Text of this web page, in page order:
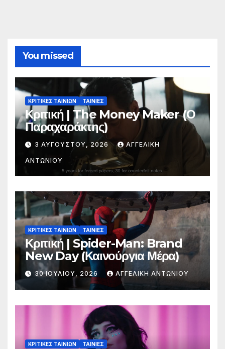
You missed
ΚΡΙΤΙΚΕΣ ΤΑΙΝΙΩΝ ΤΑΙΝΙΕΣ
Κριτική | The Money Maker (Ο
Παραχαράκτης)
3 ΑΥΓΟΎΣΤΟΥ, 2026 ΑΓΓΕΛΙΚΉ
ΑΝΤΩΝΊΟΥ
ΚΡΙΤΙΚΕΣ ΤΑΙΝΙΩΝ ΤΑΙΝΙΕΣ
Κριτική | Spider-Man: Brand
New Day (Καινούργια Μέρα)
30 ΙΟΥΛΊΟΥ, 2026 ΑΓΓΕΛΙΚΉ ΑΝΤΩΝΊΟΥ
ΚΡΙΤΙΚΕΣ ΤΑΙΝΙΩΝ ΤΑΙΝΙΕΣ